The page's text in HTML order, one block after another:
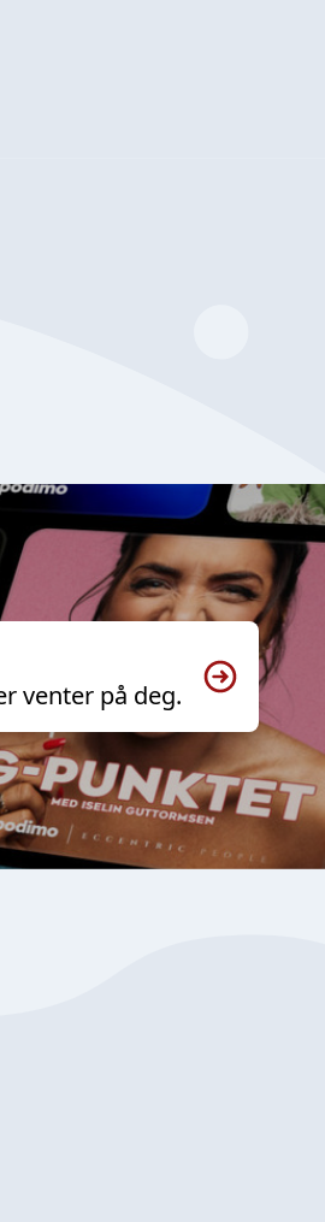
venter på deg.